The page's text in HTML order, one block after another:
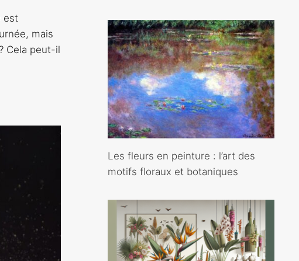
est
mais
Cela peut-il
Les fleurs en peinture : l’art des
motifs floraux et botaniques